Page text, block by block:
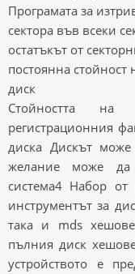
Програмата за
сектора във всеки
остатъкът от
постоянна стойност
диск
Стойността
регистрационния
диска Дискът
желание може да
система4 Набор
инструментът за
така и mds
пълния диск
устройството е